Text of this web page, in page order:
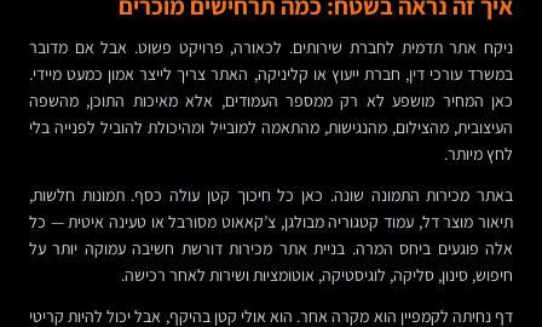
ניקח אתר תדמית לחברת שירותים. לכאורה, פרויקט פשוט. אבל אם מדובר
במשרד עורכי דין, חברת ייעוץ או קליניקה, האתר צריך לייצר אמון כמעט מיידי.
כאן המחיר מושפע לא רק ממספר העמודים, אלא מאיכות התוכן, מהשפה
העיצובית, מהצילום, מהנגישות, מהתאמה למובייל ומהיכולת להוביל לפנייה בלי
לחץ מיותר.
באתר מכירות התמונה שונה. כאן כל חיכוך קטן עולה כסף. תמונות חלשות,
תיאור מוצר דל, עמוד קטגוריה מבולגן, צ’קאאוט מסורבל או טעינה איטית — כל
אלה פוגעים ביחס המרה. בניית אתר מכירות דורשת חשיבה עמוקה יותר על
חיפוש, סינון, סליקה, לוגיסטיקה, אוטומציות ושירות לאחר רכישה.
דף נחיתה לקמפיין הוא מקרה אחר. הוא אולי קטן בהיקף, אבל יכול להיות קריטי